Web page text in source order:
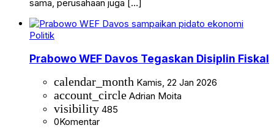
sama, perusahaan juga […]
Politik
Prabowo WEF Davos Tegaskan Disiplin Fiskal
calendar_month Kamis, 22 Jan 2026
account_circle Adrian Moita
visibility 485
0Komentar